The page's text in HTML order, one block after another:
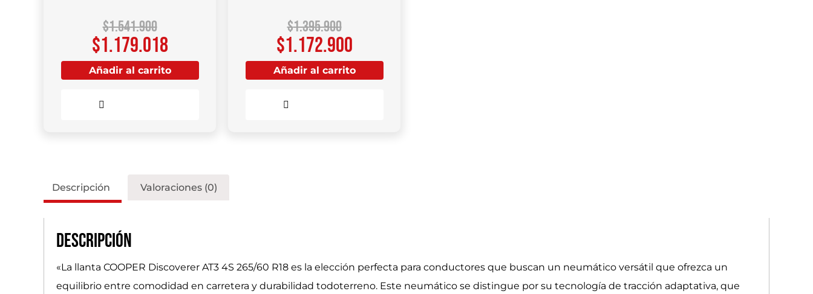
$1.541.900
$1.179.018
Añadir al carrito
$1.395.900
$1.172.900
Añadir al carrito
Descripción Valoraciones (0)
Descripción
«La llanta COOPER Discoverer AT3 4S 265/60 R18 es la elección perfecta para conductores que buscan un neumático versátil que ofrezca un
equilibrio entre comodidad en carretera y durabilidad todoterreno. Este neumático se distingue por su tecnología de tracción adaptativa, que